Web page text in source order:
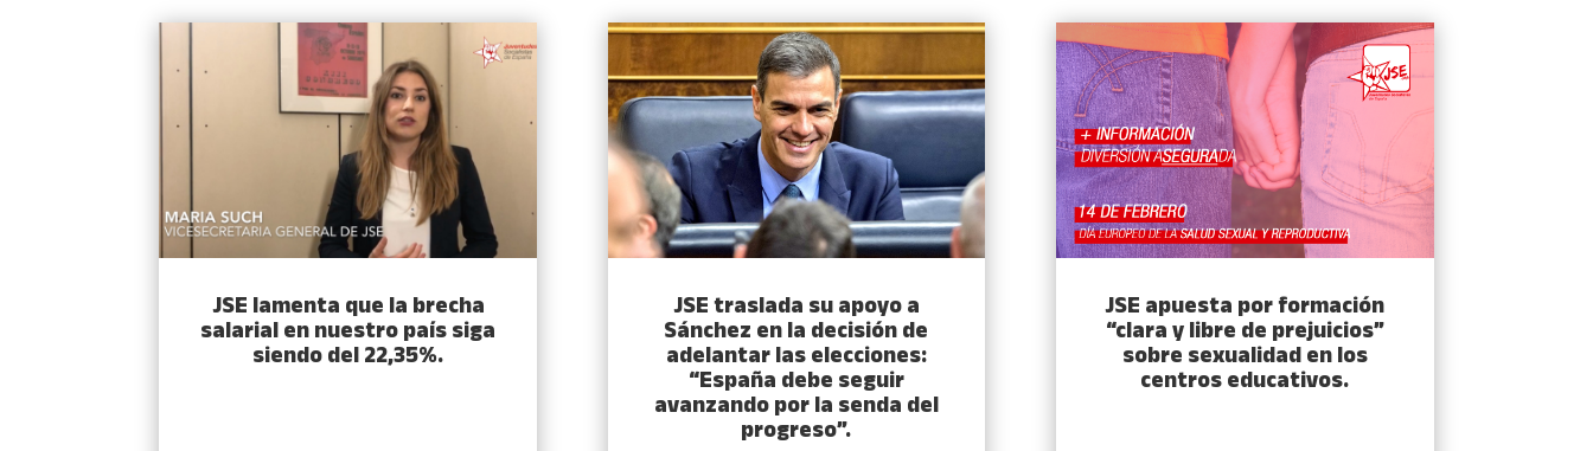
JSE lamenta que la brecha
salarial en nuestro país siga
siendo del 22,35%.
JSE traslada su apoyo a
Sánchez en la decisión de
adelantar las elecciones:
“España debe seguir
avanzando por la senda del
progreso”.
JSE apuesta por formación
“clara y libre de prejuicios”
sobre sexualidad en los
centros educativos.